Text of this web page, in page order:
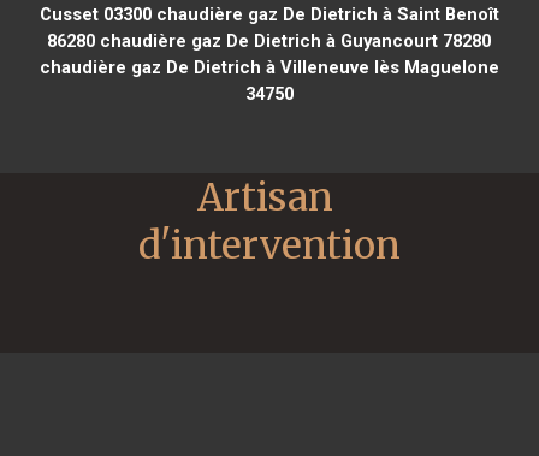
Cusset 03300chaudière gaz De Dietrich à Saint Benoît
86280 chaudière gaz De Dietrich à Guyancourt 78280
chaudière gaz De Dietrich à Villeneuve lès Maguelone
34750
Artisan
d'intervention